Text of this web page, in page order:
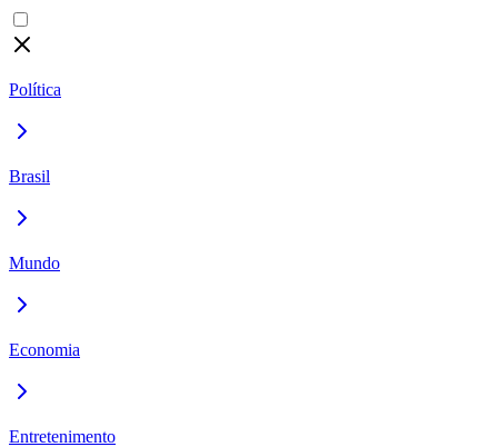
Política
Brasil
Mundo
Economia
Entretenimento